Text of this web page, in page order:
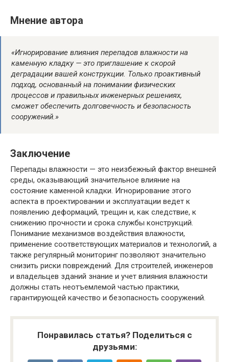
Мнение автора
«Игнорирование влияния перепадов влажности на
каменную кладку — это приглашение к скорой
деградации вашей конструкции. Только проактивный
подход, основанный на понимании физических
процессов и правильных инженерных решениях,
сможет обеспечить долговечность и безопасность
сооружений.»
Заключение
Перепады влажности — это неизбежный фактор внешней
среды, оказывающий значительное влияние на
состояние каменной кладки. Игнорирование этого
аспекта в проектировании и эксплуатации ведет к
появлению деформаций, трещин и, как следствие, к
снижению прочности и срока службы конструкций.
Понимание механизмов воздействия влажности,
применение соответствующих материалов и технологий, а
также регулярный мониторинг позволяют значительно
снизить риски повреждений. Для строителей, инженеров
и владельцев зданий знание и учет влияния влажности
должны стать неотъемлемой частью практики,
гарантирующей качество и безопасность сооружений.
Понравилась статья? Поделиться с
друзьями: